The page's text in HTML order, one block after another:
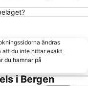
ändras
att du inte hittar exakt
du hamnar på
i Bergen